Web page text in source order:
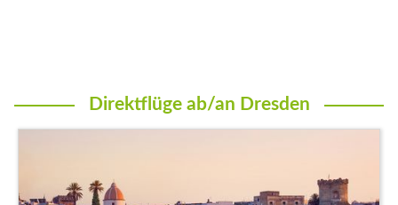
Direktflüge ab/an Dresden